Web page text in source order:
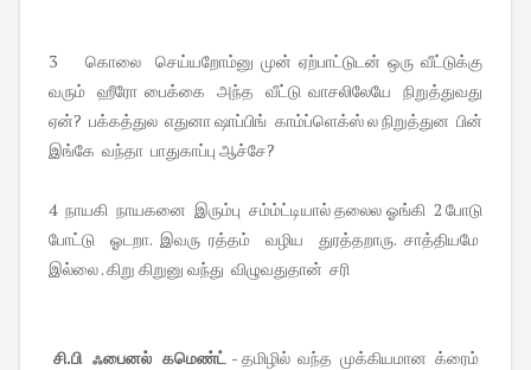
3 கொலை செய்யறோம்னு முன் ஏற்பாட்டுடன் ஒரு வீட்டுக்கு
வரும் ஹீரோ பைக்கை அந்த வீட்டு வாசலிலேயே நிறுத்துவது
ஏன்? பக்கத்துல எதுனா ஷாப்பிங் காம்ப்ளெக்ஸ் ல நிறுத்துன பின்
இங்கே வந்தா பாதுகாப்பு ஆச்சே?
4 நாயகி நாயகனை இரும்பு சம்ம்ட்டியால் தலைல ஓங்கி 2 போடு
போட்டு ஓடறா. இவரு ரத்தம் வழிய துரத்தறாரு. சாத்தியமே
இல்லை . கிறு கிறுனு வந்து விழுவதுதான் சரி
சி.பி ஃபைனல் கமெண்ட் - தமிழில் வந்த முக்கியமான க்ரைம்